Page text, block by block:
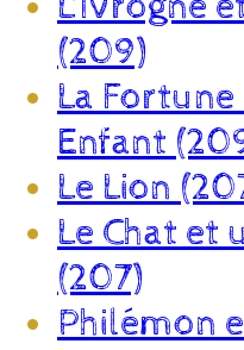
(209)
La
Enfant
Le Lion
Le Chat et
(207)
Philémon